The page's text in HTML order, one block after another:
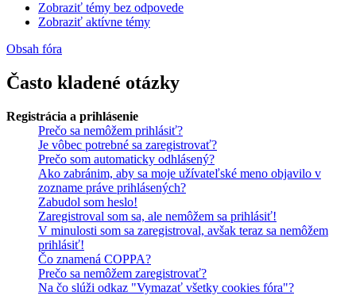
Zobraziť témy bez odpovede
Zobraziť aktívne témy
Obsah fóra
Často kladené otázky
Registrácia a prihlásenie
Prečo sa nemôžem prihlásiť?
Je vôbec potrebné sa zaregistrovať?
Prečo som automaticky odhlásený?
Ako zabránim, aby sa moje užívateľské meno objavilo v
zozname práve prihlásených?
Zabudol som heslo!
Zaregistroval som sa, ale nemôžem sa prihlásiť!
V minulosti som sa zaregistroval, avšak teraz sa nemôžem
prihlásiť!
Čo znamená COPPA?
Prečo sa nemôžem zaregistrovať?
Na čo slúži odkaz "Vymazať všetky cookies fóra"?